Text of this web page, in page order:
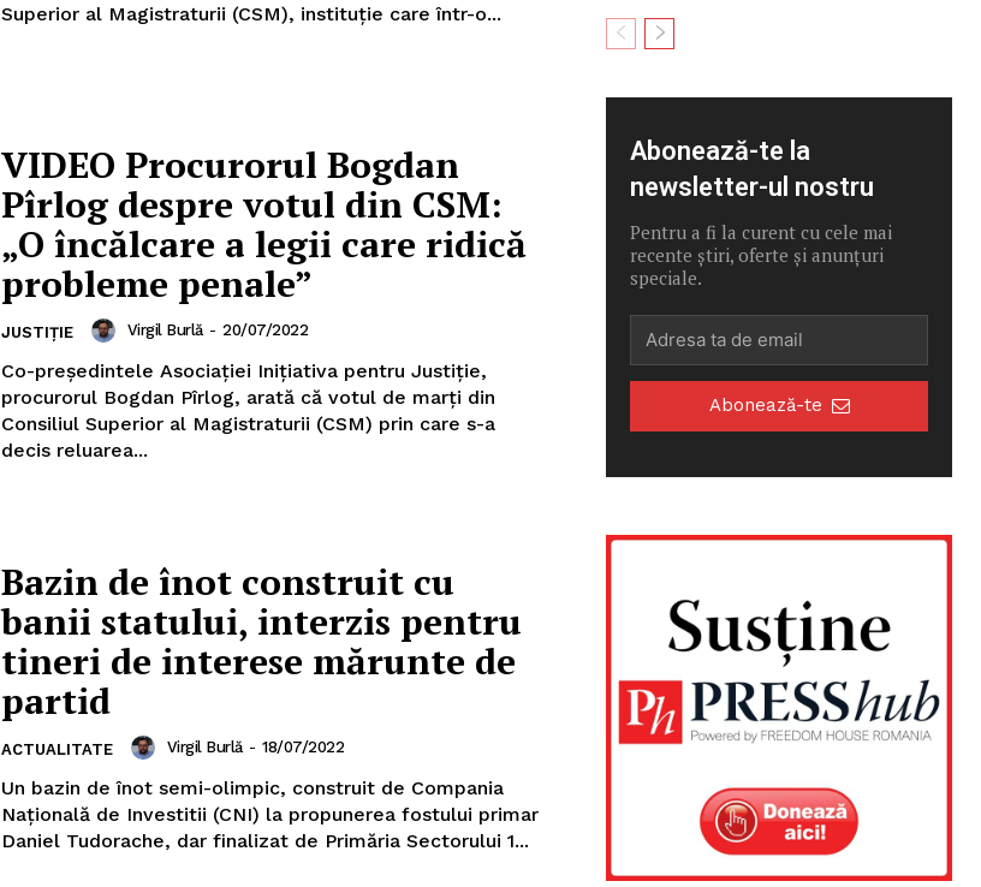
Rețea
Superior al Magistraturii (CSM), instituție care într-o...
VIDEO Procurorul Bogdan
Pîrlog despre votul din CSM:
„O încălcare a legii care ridică
probleme penale”
JUSTIȚIE Virgil Burlă - 20/07/2022
Co-președintele Asociației Inițiativa pentru Justiție,
procurorul Bogdan Pîrlog, arată că votul de marți din
Consiliul Superior al Magistraturii (CSM) prin care s-a
decis reluarea...
Bazin de înot construit cu
banii statului, interzis pentru
tineri de interese mărunte de
partid
ACTUALITATE Virgil Burlă - 18/07/2022
Un bazin de înot semi-olimpic, construit de Compania
Națională de Investitii (CNI) la propunerea fostului primar
Daniel Tudorache, dar finalizat de Primăria Sectorului 1...
Abonează-te la
newsletter-ul nostru
Pentru a fi la curent cu cele mai
recente știri, oferte și anunțuri
speciale.
Abonează-te